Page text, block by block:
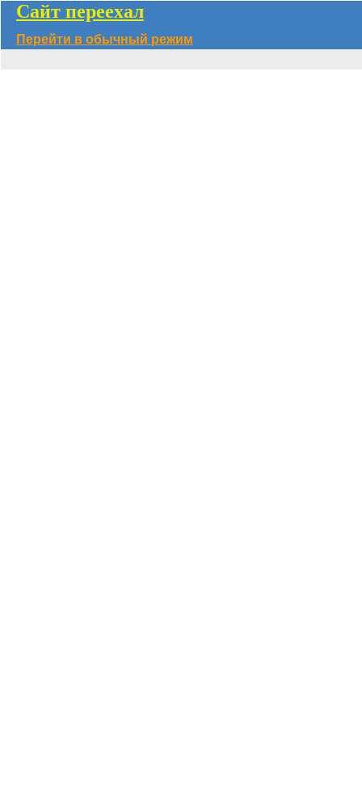
Сайт переехал
Перейти в обычный режим